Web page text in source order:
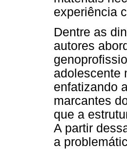
experiência
Dentre as
autores
adolescente
enfatizando
marcantes
que a
A partir
a